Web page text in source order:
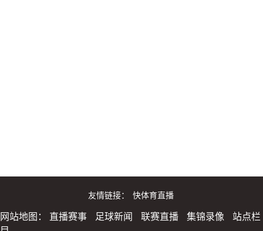
友情链接： 快体育直播
网站地图： 直播赛事 足球新闻 联赛直播 集锦录像
站点栏